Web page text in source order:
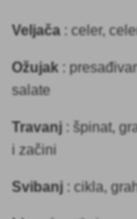
Veljača : celer,
Ožujak :
salate
Travanj : špinat,
i začini
Svibanj : cikla,